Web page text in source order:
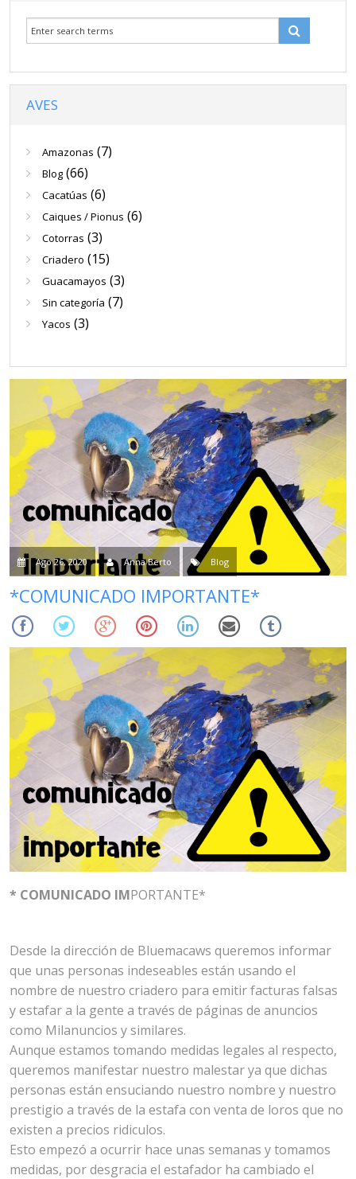
Venta
AVES
Amazonas (7)
Blog (66)
Cacatúas (6)
Caiques / Pionus (6)
Cotorras (3)
Criadero (15)
Guacamayos (3)
Sin categoría (7)
Yacos (3)
Ago 26, 2020 Anna Berto Blog
*COMUNICADO IMPORTANTE*
* COMUNICADO IMPORTANTE*
Desde la dirección de Bluemacaws queremos informar
que unas personas indeseables están usando el
nombre de nuestro criadero para emitir facturas falsas
y estafar a la gente a través de páginas de anuncios
como Milanuncios y similares.
Aunque estamos tomando medidas legales al respecto,
queremos manifestar nuestro malestar ya que dichas
personas están ensuciando nuestro nombre y nuestro
prestigio a través de la estafa con venta de loros que no
existen a precios ridiculos.
Esto empezó a ocurrir hace unas semanas y tomamos
medidas, por desgracia el estafador ha cambiado el